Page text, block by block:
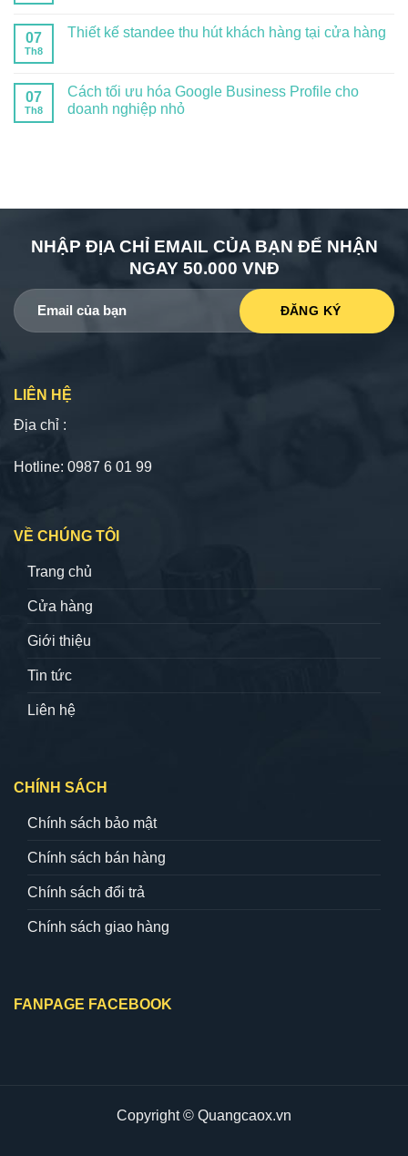
07
Th8
Thiết kế standee thu hút khách hàng tại cửa hàng
07
Th8
Cách tối ưu hóa Google Business Profile cho
doanh nghiệp nhỏ
NHẬP ĐỊA CHỈ EMAIL CỦA BẠN ĐỂ NHẬN
NGAY 50.000 VNĐ
LIÊN HỆ
Địa chỉ :
Hotline: 0987 6 01 99
VỀ CHÚNG TÔI
Trang chủ
Cửa hàng
Giới thiệu
Tin tức
Liên hệ
CHÍNH SÁCH
Chính sách bảo mật
Chính sách bán hàng
Chính sách đổi trả
Chính sách giao hàng
FANPAGE FACEBOOK
Copyright © Quangcaox.vn